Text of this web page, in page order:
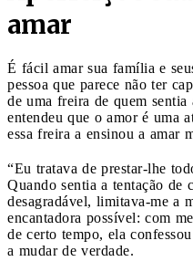
amar
É fácil amar sua família e
pessoa que parece não ter
de uma freira de quem
entendeu que o amor é uma
essa freira a ensinou a amar
“Eu tratava de prestar-lhe
Quando sentia a tentação de
desagradável, limitava-me a
encantadora possível: com
de certo tempo, ela
a mudar de verdade.